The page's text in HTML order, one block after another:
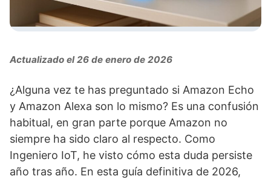
Actualizado el 26 de enero de 2026
¿Alguna vez te has preguntado si Amazon Echo
y Amazon Alexa son lo mismo? Es una confusión
habitual, en gran parte porque Amazon no
siempre ha sido claro al respecto. Como
Ingeniero IoT, he visto cómo esta duda persiste
año tras año. En esta guía definitiva de 2026,